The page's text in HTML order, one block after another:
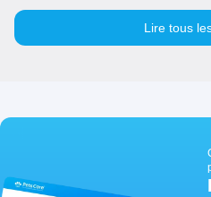
Lire tous